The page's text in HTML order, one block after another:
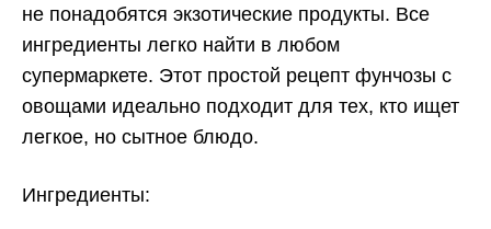
не понадобятся экзотические продукты. Все
ингредиенты легко найти в любом
супермаркете. Этот простой рецепт фунчозы с
овощами идеально подходит для тех, кто ищет
легкое, но сытное блюдо.
Ингредиенты: